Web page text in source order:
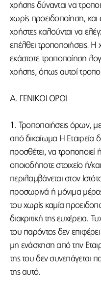
χρήσης δύνανται να
χωρίς προειδοποίηση, και
χρήστες καλούνται να
επέλθει τροποποιήσεις. Η
εκάστοτε τροποποίηση
χρήσης, όπως αυτοί
Α. ΓΕΝΙΚΟΙ ΟΡΟΙ
1. Τροποποιήσεις όρων,
από δικαίωμα Η Εταιρεία
προσθέτει, να τροποποιεί
οποιοδήποτε στοιχείο ή/
περιλαμβάνεται στον
προσωρινά ή μόνιμα
του χωρίς καμία
διακριτική της ευχέρεια.
του παρόντος δεν
μη ενάσκηση από την
της του δεν συνεπάγεται
της αυτό.